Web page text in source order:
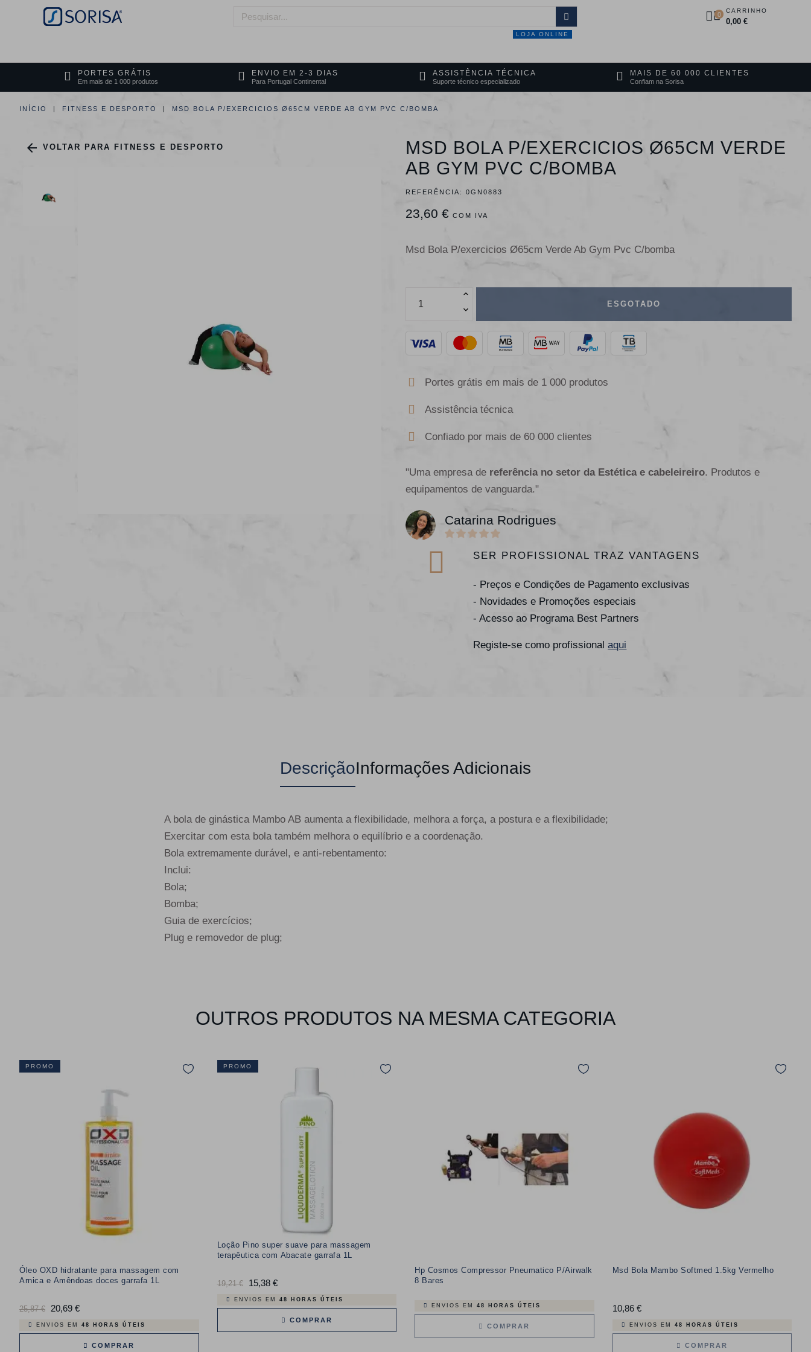
0 CARRINHO
0,00 €
LOJA ONLINE
PORTES GRÁTIS
Em mais de 1 000 produtos
ENVIO EM 2-3 DIAS
Para Portugal Continental
ASSISTÊNCIA TÉCNICA
Suporte técnico especializado
MAIS DE 60 000 CLIENTES
Confiam na Sorisa
INÍCIO FITNESS E DESPORTO MSD BOLA P/EXERCICIOS Ø65CM VERDE AB GYM PVC C/BOMBA
 VOLTAR PARA FITNESS E DESPORTO
MSD BOLA P/EXERCICIOS Ø65CM VERDE
AB GYM PVC C/BOMBA
REFERÊNCIA: 0GN0883
23,60 € COM IVA
Msd Bola P/exercicios Ø65cm Verde Ab Gym Pvc C/bomba
ESGOTADO
Portes grátis em mais de 1 000 produtos
Assistência técnica
Confiado por mais de 60 000 clientes
"Uma empresa de referência no setor da Estética e cabeleireiro. Produtos e
equipamentos de vanguarda."
Catarina Rodrigues
SER PROFISSIONAL TRAZ VANTAGENS
- Preços e Condições de Pagamento exclusivas
- Novidades e Promoções especiais
- Acesso ao Programa Best Partners
Registe-se como profissionalaqui
DescriçãoInformações Adicionais
A bola de ginástica Mambo AB aumenta a flexibilidade, melhora a força, a postura e a flexibilidade;
Exercitar com esta bola também melhora o equilíbrio e a coordenação.
Bola extremamente durável, e anti-rebentamento:
Inclui:
Bola;
Bomba;
Guia de exercícios;
Plug e removedor de plug;
OUTROS PRODUTOS NA MESMA CATEGORIA
PROMO
Óleo OXD hidratante para massagem com
Arnica e Amêndoas doces garrafa 1L
Preço
normal
25,87 € 20,69 €Preço
ENVIOS EM 48 HORAS ÚTEIS
COMPRAR
PROMO
Loção Pino super suave para massagem
terapêutica com Abacate garrafa 1L
Preço
normal
19,21 € 15,38 €Preço
ENVIOS EM 48 HORAS ÚTEIS
COMPRAR
Hp Cosmos Compressor Pneumatico P/Airwalk
8 Bares
ENVIOS EM 48 HORAS ÚTEIS
COMPRAR
Msd Bola Mambo Softmed 1.5kg Vermelho
10,86 €Preço
ENVIOS EM 48 HORAS ÚTEIS
COMPRAR